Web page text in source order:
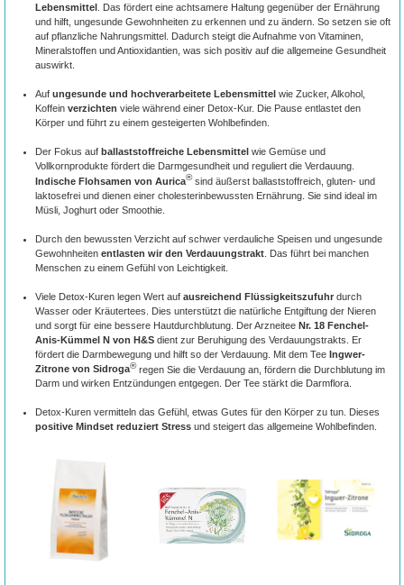
Lebensmittel . Das fördert eine achtsamere Haltung gegenüber der Ernährung
und hilft, ungesunde Gewohnheiten zu erkennen und zu ändern. So setzen sie oft
auf pflanzliche Nahrungsmittel. Dadurch steigt die Aufnahme von Vitaminen,
Mineralstoffen und Antioxidantien, was sich positiv auf die allgemeine Gesundheit
auswirkt.
Aufungesunde und hochverarbeitete Lebensmittel wie Zucker, Alkohol,
Koffeinverzichten viele während einer Detox-Kur. Die Pause entlastet den
Körper und führt zu einem gesteigerten Wohlbefinden.
Der Fokus aufballaststoffreiche Lebensmittel wie Gemüse und
Vollkornprodukte fördert die Darmgesundheit und reguliert die Verdauung.
Indische Flohsamen von Aurica®sind äußerst ballaststoffreich, gluten- und
laktosefrei und dienen einer cholesterinbewussten Ernährung. Sie sind ideal im
Müsli, Joghurt oder Smoothie.
Durch den bewussten Verzicht auf schwer verdauliche Speisen und ungesunde
Gewohnheiten entlasten wir den Verdauungstrakt . Das führt bei manchen
Menschen zu einem Gefühl von Leichtigkeit.
Viele Detox-Kuren legen Wert aufausreichend Flüssigkeitszufuhr durch
Wasser oder Kräutertees. Dies unterstützt die natürliche Entgiftung der Nieren
und sorgt für eine bessere Hautdurchblutung. Der ArzneiteeNr. 18 Fenchel-
Anis-Kümmel N von H&S dient zur Beruhigung des Verdauungstrakts. Er
fördert die Darmbewegung und hilft so der Verdauung. Mit dem TeeIngwer-
Zitrone von Sidroga®regen Sie die Verdauung an, fördern die Durchblutung im
Darm und wirken Entzündungen entgegen. Der Tee stärkt die Darmflora.
Detox-Kuren vermitteln das Gefühl, etwas Gutes für den Körper zu tun. Dieses
positive Mindset reduziert Stress und steigert das allgemeine Wohlbefinden.